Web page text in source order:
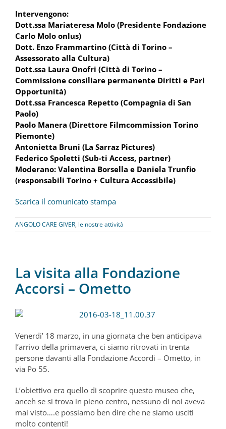
Intervengono:
Dott.ssa Mariateresa Molo (Presidente Fondazione
Carlo Molo onlus)
Dott. Enzo Frammartino (Città di Torino –
Assessorato alla Cultura)
Dott.ssa Laura Onofri (Città di Torino –
Commissione consiliare permanente Diritti e Pari
Opportunità)
Dott.ssa Francesca Repetto (Compagnia di San
Paolo)
Paolo Manera (Direttore Filmcommission Torino
Piemonte)
Antonietta Bruni (La Sarraz Pictures)
Federico Spoletti (Sub-ti Access, partner)
Moderano: Valentina Borsella e Daniela Trunfio
(responsabili Torino + Cultura Accessibile)
Scarica il comunicato stampa
ANGOLO CARE GIVER, le nostre attività
La visita alla Fondazione
Accorsi – Ometto
Venerdi’ 18 marzo, in una giornata che ben anticipava
l’arrivo della primavera, ci siamo ritrovati in trenta
persone davanti alla Fondazione Accordi – Ometto, in
via Po 55.
L’obiettivo era quello di scoprire questo museo che,
anceh se si trova in pieno centro, nessuno di noi aveva
mai visto….e possiamo ben dire che ne siamo usciti
molto contenti!